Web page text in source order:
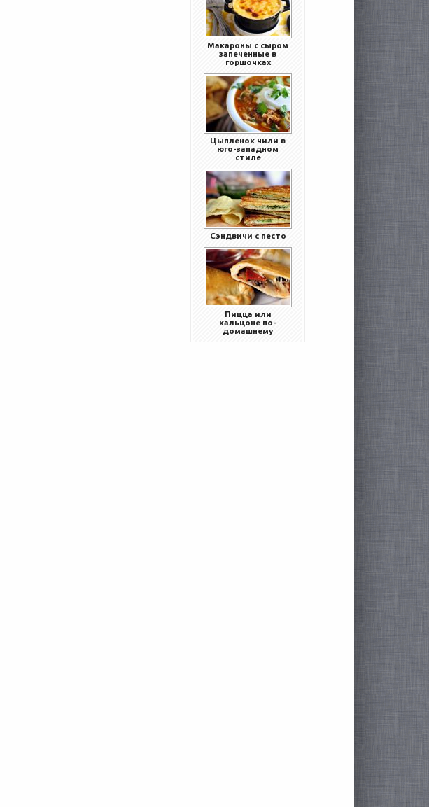
Макароны с сыром
запеченные в
горшочках
Цыпленок чили в
юго-западном
стиле
Сэндвичи с песто
Пицца или
кальцоне по-
домашнему